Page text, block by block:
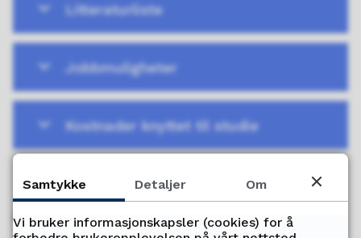
Litteraturliste
Jobbmuligheter
Kostnader knyttet til studie
Kan dette være noe for deg?
Samtykke Detaljer Om
Vi bruker informasjonskapsler (cookies) for å